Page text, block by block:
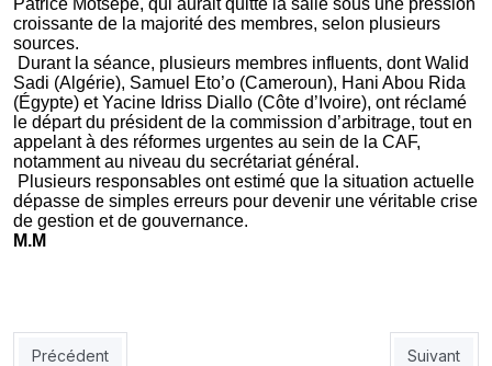
croissante de la majorité des membres, selon plusieurs
sources.
Durant la séance, plusieurs membres influents, dont Walid
Sadi (Algérie), Samuel Eto’o (Cameroun), Hani Abou Rida
(Égypte) et Yacine Idriss Diallo (Côte d’Ivoire), ont réclamé
le départ du président de la commission d’arbitrage, tout en
appelant à des réformes urgentes au sein de la CAF,
notamment au niveau du secrétariat général.
Plusieurs responsables ont estimé que la situation actuelle
dépasse de simples erreurs pour devenir une véritable crise
de gestion et de gouvernance.
M.M
Article précédent : CAN-2026 féminine : le tournoi reporté à
Précédent Article
Suivant